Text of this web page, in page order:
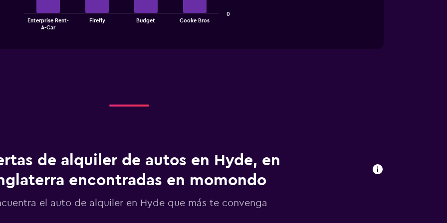
The
chart
Y
axis
displaying
values.
0
Enterprise Rent-
A-Car
Firefly Budget Cooke Bros
0
de alquiler de autos en Hyde, en
encontradas en momondo
el auto de alquiler en Hyde que más te convenga